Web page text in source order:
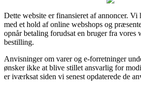
Dette website er finansieret af annoncer. Vi
med et hold af online webshops og
opnår betaling forudsat en bruger fra vores
bestilling.
Anvisninger om varer og e-forretninger
ønsker ikke at blive stillet ansvarlig for
er iværksat siden vi senest opdaterede de